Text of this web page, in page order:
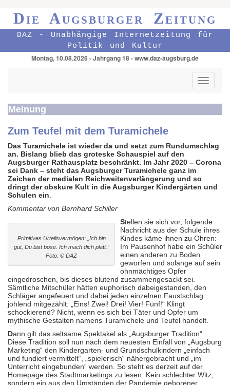
Die Augsburger Zeitung
DAZ - Unabhängige Internetzeitung für
Politik und Kultur
Montag, 10.08.2026 - Jahrgang 18 - www.daz-augsburg.de
Toggle
Meinung
Zum Teufel mit dem Turamichele
Das Turamichele ist wieder da und setzt zum Rundumschlag
an. Bislang blieb das groteske Schauspiel auf den
Augsburger Rathausplatz beschränkt. Im Jahr 2020 – Corona
sei Dank – steht das Augsburger Turamichele ganz im
Zeichen der medialen Reichweitenverlängerung und so
dringt der obskure Kult in die Augsburger Kindergärten und
Schulen ein
Kommentar von Bernhard Schiller
Primitives Urteilsvermögen: „Ich bin
gut, Du bist böse. Ich mach dich platt.“
Foto: © DAZ
Stellen sie sich vor, folgende
Nachricht aus der Schule ihres
Kindes käme ihnen zu Ohren:
Im Pausenhof habe ein Schüler
einen anderen zu Boden
geworfen und solange auf sein
ohnmächtiges Opfer
eingedroschen, bis dieses blutend zusammengesackt sei.
Sämtliche Mitschüler hätten euphorisch dabeigestanden, den
Schläger angefeuert und dabei jeden einzelnen Faustschlag
johlend mitgezählt: „Eins! Zwei! Drei! Vier! Fünf!“ Klingt
schockierend? Nicht, wenn es sich bei Täter und Opfer um
mythische Gestalten namens Turamichele und Teufel handelt.
Dann gilt das seltsame Spektakel als „Augsburger Tradition“.
Diese Tradition soll nun nach dem neuesten Einfall von „Augsburg
Marketing“ den Kindergarten- und Grundschulkindern „einfach
und fundiert vermittelt“, „spielerisch“ nähergebracht und „im
Unterricht eingebunden“ werden. So steht es derzeit auf der
Homepage des Stadtmarketings zu lesen. Kein schlechter Witz,
sondern ein aus den Umständen der Pandemie geborener